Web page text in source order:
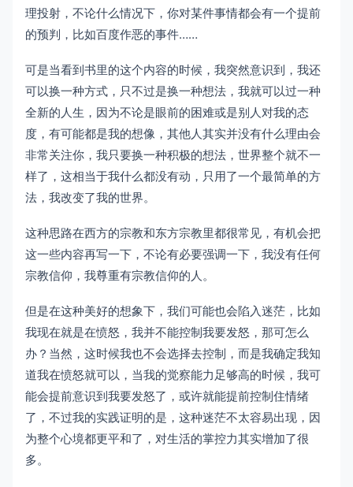
理投射，不论什么情况下，你对某件事情都会有一个提前
的预判，比如百度作恶的事件……
可是当看到书里的这个内容的时候，我突然意识到，我还
可以换一种方式，只不过是换一种想法，我就可以过一种
全新的人生，因为不论是眼前的困难或是别人对我的态
度，有可能都是我的想像，其他人其实并没有什么理由会
非常关注你，我只要换一种积极的想法，世界整个就不一
样了，这相当于我什么都没有动，只用了一个最简单的方
法，我改变了我的世界。
这种思路在西方的宗教和东方宗教里都很常见，有机会把
这一些内容再写一下，不论有必要强调一下，我没有任何
宗教信仰，我尊重有宗教信仰的人。
但是在这种美好的想象下，我们可能也会陷入迷茫，比如
我现在就是在愤怒，我并不能控制我要发怒，那可怎么
办？当然，这时候我也不会选择去控制，而是我确定我知
道我在愤怒就可以，当我的觉察能力足够高的时候，我可
能会提前意识到我要发怒了，或许就能提前控制住情绪
了，不过我的实践证明的是，这种迷茫不太容易出现，因
为整个心境都更平和了，对生活的掌控力其实增加了很
多。